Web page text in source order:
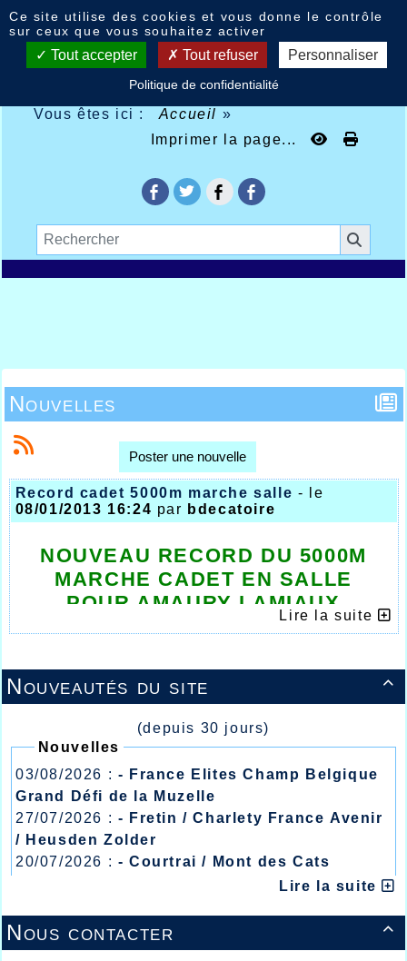
Vous êtes ici : Accueil »
Imprimer la page...

Nouveautés du site
(depuis 30 jours)
Nouvelles
03/08/2026 : - France Elites Champ Belgique
Grand Défi de la Muzelle
27/07/2026 : - Fretin / Charlety France Avenir
/ Heusden Zolder
20/07/2026 : - Courtrai / Mont des Cats
- Lyon / Meeting Abeilles /Lire la suite

Nous contacter
Nouvelles
Poster une nouvelle
Record cadet 5000m marche salle - le
08/01/2013 16:24 par bdecatoire
NOUVEAU RECORD DU 5000M
MARCHE CADET EN SALLE
POUR AMAURY LAMIAUX
En couvrant la distance du 5000m marche en salle
le record de l'AHVL le week-end dernier, l'ancien
record qu'il détenait se trouvait à 27mn, c'est dire
la belle progression d'Amaury. Félicitations !!!
Lire la suite
Ce site utilise des cookies et vous donne le contrôle
sur ceux que vous souhaitez activer
Tout accepter Tout refuser Personnaliser
Politique de confidentialité